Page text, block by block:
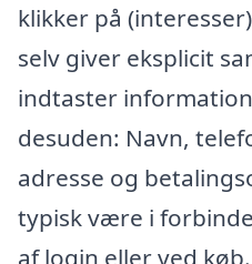
klikker på
selv giver eksplicit
indtaster
desuden: Navn,
adresse og
typisk være i
af login eller ved køb.